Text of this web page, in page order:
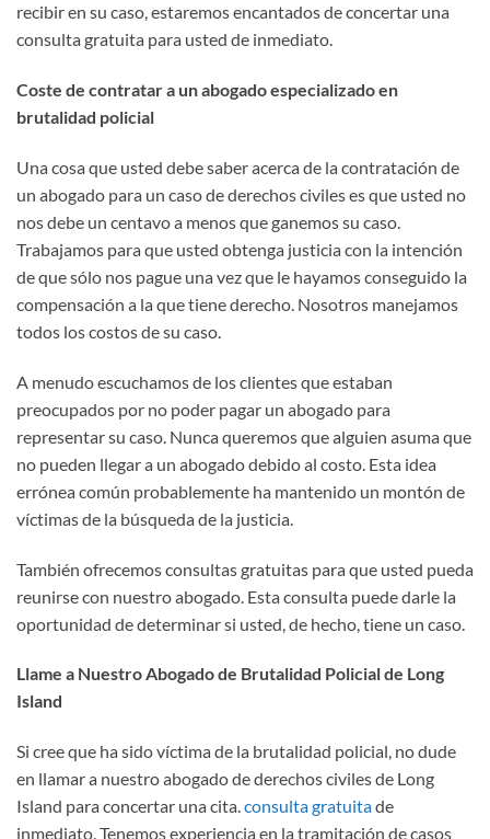
recibir en su caso, estaremos encantados de concertar una
consulta gratuita para usted de inmediato.
Coste de contratar a un abogado especializado en
brutalidad policial
Una cosa que usted debe saber acerca de la contratación de
un abogado para un caso de derechos civiles es que usted no
nos debe un centavo a menos que ganemos su caso.
Trabajamos para que usted obtenga justicia con la intención
de que sólo nos pague una vez que le hayamos conseguido la
compensación a la que tiene derecho. Nosotros manejamos
todos los costos de su caso.
A menudo escuchamos de los clientes que estaban
preocupados por no poder pagar un abogado para
representar su caso. Nunca queremos que alguien asuma que
no pueden llegar a un abogado debido al costo. Esta idea
errónea común probablemente ha mantenido un montón de
víctimas de la búsqueda de la justicia.
También ofrecemos consultas gratuitas para que usted pueda
reunirse con nuestro abogado. Esta consulta puede darle la
oportunidad de determinar si usted, de hecho, tiene un caso.
Llame a Nuestro Abogado de Brutalidad Policial de Long
Island
Si cree que ha sido víctima de la brutalidad policial, no dude
en llamar a nuestro abogado de derechos civiles de Long
Island para concertar una cita.consulta gratuitade
inmediato. Tenemos experiencia en la tramitación de casos